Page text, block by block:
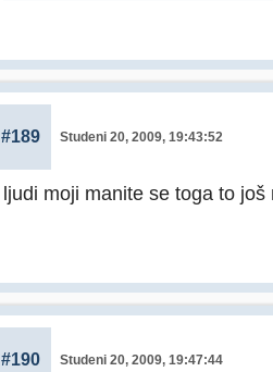
#189 Studeni 20, 2009, 19:43:52
ljudi moji manite se toga to
#190 Studeni 20, 2009, 19:47:44